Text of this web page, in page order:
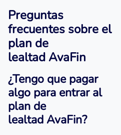
Preguntas
frecuentes sobre el
plan de
lealtad AvaFin
¿Tengo que pagar
algo para entrar al
plan de
lealtad AvaFin?